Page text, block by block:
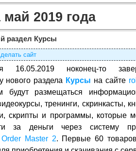
2019 года
раздел Курсы
сайт
16.05.2019 ноконец-то
нового раздела Курсы на сайте
будут размещаться
тренинги, скринкасты,
скрипты и программы, которые
за деньги через систему
Order Master 2. Первые 60